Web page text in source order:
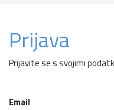
Prijava
Prijavite se s svojimi
Email